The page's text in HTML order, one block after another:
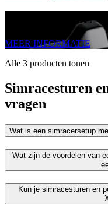
TRUEFORCE-
MEER INFORMATIE
Alle 3 producten tonen
Simracesturen
vragen
Wat is een simracersetup
Wat zijn de voordelen van
Kun je simracesturen en